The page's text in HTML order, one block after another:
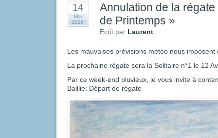
14
Mar
2026
Annulation de la
de Printemps »
Écrit par Laurent
Les mauvaises prévisions météo nous imposent
La prochaine régate sera la Solitaire n°1 le 12
Par ce week-end pluvieux, je vous invite à
Baillie: Départ de régate